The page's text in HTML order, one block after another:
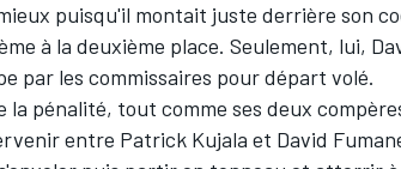
puisqu'il montait juste derrière son
à la deuxième place. Seulement, lui,
par les commissaires pour départ volé.
la pénalité, tout comme ses deux
entre Patrick Kujala et David